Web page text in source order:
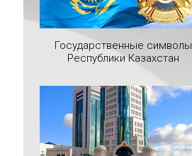
Государственные символы
Республики Казахстан